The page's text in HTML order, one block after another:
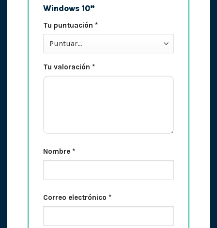
Windows 10”
Tu puntuación *
Tu valoración *
Nombre *
Correo electrónico *